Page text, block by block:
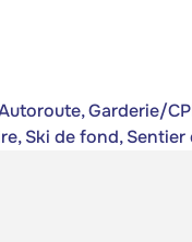
Garderie/
Ski de fond,